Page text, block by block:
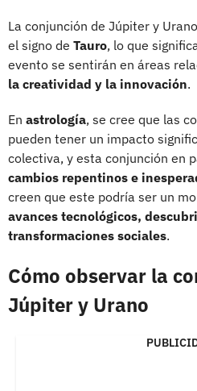
La conjunción de Júpiter y
el signo de Tauro, lo que
evento se sentirán en áreas
la creatividad y la innovación.
En astrología, se cree que las
pueden tener un impacto
colectiva, y esta conjunción en
cambios repentinos e
creen que este podría ser un
avances tecnológicos,
transformaciones sociales.
Cómo observar la
Júpiter y Urano